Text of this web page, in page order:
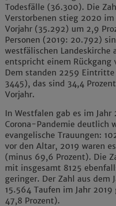
Todesfälle (36.300). Die
Verstorbenen stieg 2020 im
Vorjahr (35.292) um 2,9
Personen (2019: 20.792)
westfälischen Landeskirche
entspricht einem Rückgang
Dem standen 2259
3445), das sind 34,4
Vorjahr.
In Westfalen gab es im Jahr
Corona-Pandemie deutlich
evangelische Trauungen:
vor den Altar, 2019 waren
(minus 69,6 Prozent). Die
mit insgesamt 8125
geringer. Der Zahl aus dem
15.564 Taufen im Jahr
47,8 Prozent).